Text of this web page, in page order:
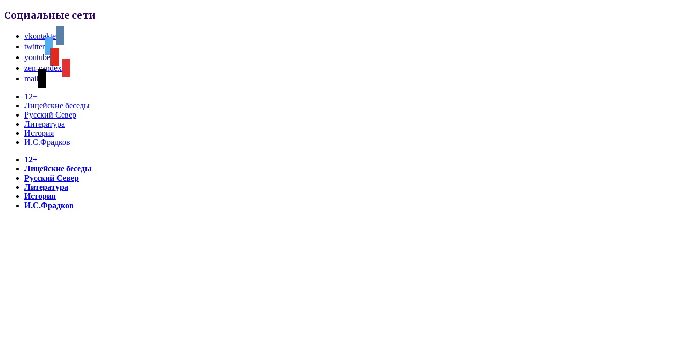
Социальные сети
vkontakte
twitter
youtube
zen-yandex
mail
12+
Лицейские беседы
Русский Север
Литература
История
И.С.Фрадков
12+
Лицейские беседы
Русский Север
Литература
История
И.С.Фрадков